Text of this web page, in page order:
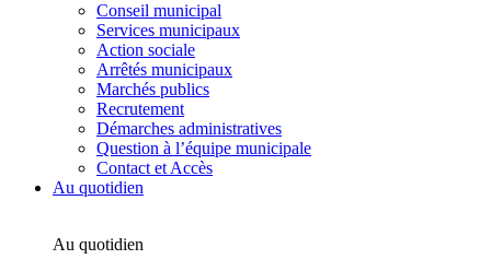
Conseil municipal
Services municipaux
Action sociale
Arrêtés municipaux
Marchés publics
Recrutement
Démarches administratives
Question à l’équipe municipale
Contact et Accès
Au quotidien
Au quotidien